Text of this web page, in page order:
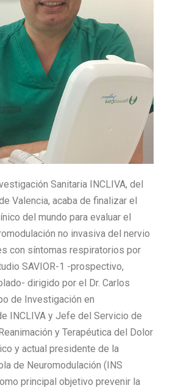
Sanitaria INCLIVA, del
Valencia, acaba de finalizar el
del mundo para evaluar el
no invasiva del nervio
con síntomas respiratorios por
SAVIOR-1 -prospectivo,
dirigido por el Dr. Carlos
de Investigación en
INCLIVA y Jefe del Servicio de
y Terapéutica del Dolor
y actual presidente de la
de Neuromodulación (INS
principal objetivo prevenir la